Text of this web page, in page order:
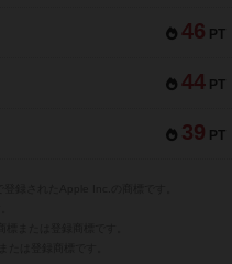
46 PT
44 PT
39 PT